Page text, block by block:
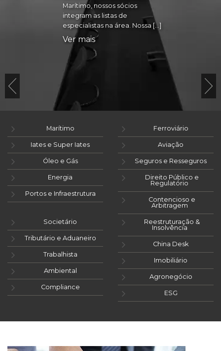
Marítimo, nossos sócios
integram as listas de
especialistas na área. Nossa […]
Ver mais
Marítimo
Iates e Super Iates
Óleo e Gás
Energia
Portos e Infraestrutura
Ferroviário
Aviação
Seguros e Resseguros
Direito Público e
Regulatório
Contencioso e
Arbitragem
Societário
Tributário e Aduaneiro
Trabalhista
Ambiental
Compliance
Reestruturação &
Insolvência
China Desk
Imobiliário
Agronegócio
ESG